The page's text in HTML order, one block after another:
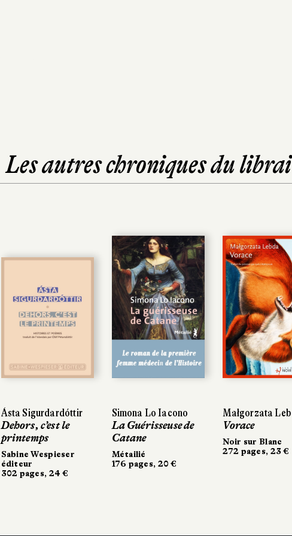
Les autres chroniques du
Ásta Sigurdardóttir
Dehors, c’est le
printemps
Sabine Wespieser
éditeur
302 pages, 24 €
Simona Lo Iacono
La Guérisseuse de
Catane
Métailié
176 pages, 20 €
Małgorzata
Vorace
Noir sur Blanc
272 pages, 23 €
Ásta Sigurdardóttir
Dehors, c’est le
printemps
Sabine Wespieser
éditeur
302 pages, 24 €
Simona Lo Iacono
La Guérisseuse de
Catane
Métailié
176 pages, 20 €
Małgorzata
Vorace
Noir sur Blanc
272 pages, 23 €